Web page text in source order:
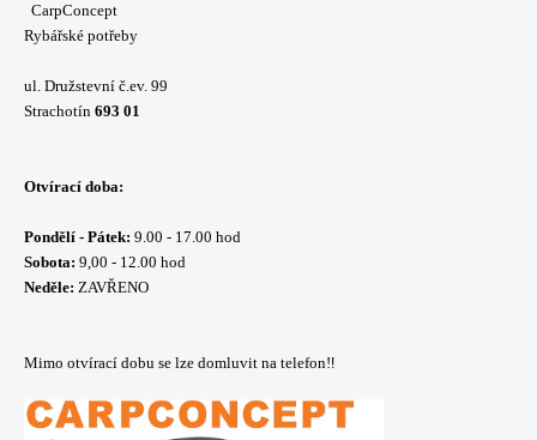
CarpConcept
Rybářské potřeby
ul. Družstevní č.ev. 99
Strachotín 693 01
Otvírací doba:
Pondělí - Pátek: 9.00 - 17.00 hod
Sobota: 9,00 - 12.00 hod
Neděle: ZAVŘENO
Mimo otvírací dobu se lze domluvit na telefon!!